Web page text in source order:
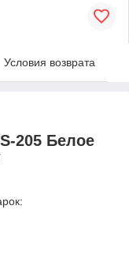
Условия возврата
205 Белое